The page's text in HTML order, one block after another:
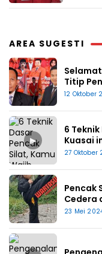
AREA SUGESTI
Titip
12 Oktober
▶
6
Kuasai
27 Oktober
Pencak
Cedera
23 Mei